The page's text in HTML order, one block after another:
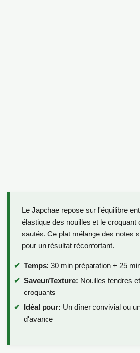
Le Japchae repose sur l'équilibre
élastique des nouilles et le croquant
sautés. Ce plat mélange des notes
pour un résultat réconfortant.
Temps: 30 min préparation + 25
Saveur/Texture: Nouilles tendres
croquants
Idéal pour: Un dîner convivial ou
d'avance